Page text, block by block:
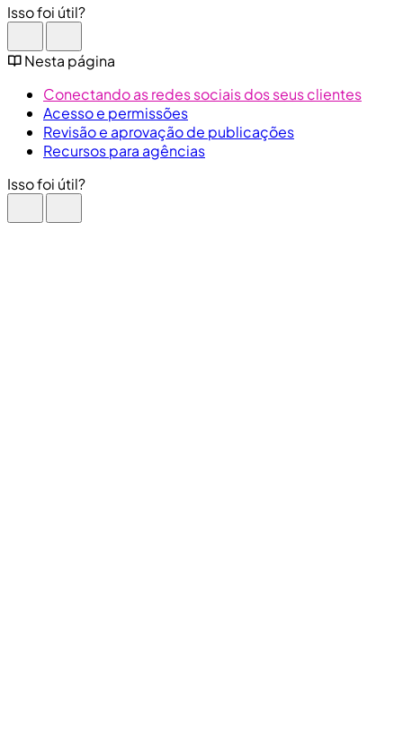
Isso foi útil?
Nesta página
Conectando as redes sociais dos seus clientes
Acesso e permissões
Revisão e aprovação de publicações
Recursos para agências
Isso foi útil?